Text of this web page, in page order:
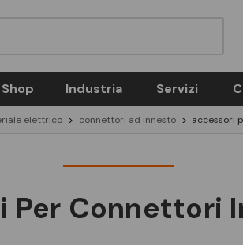
Industria Servizi
elettrico connettori ad innesto accessori
Per Connettori